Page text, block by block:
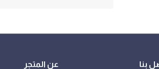
بنا عن المتجر